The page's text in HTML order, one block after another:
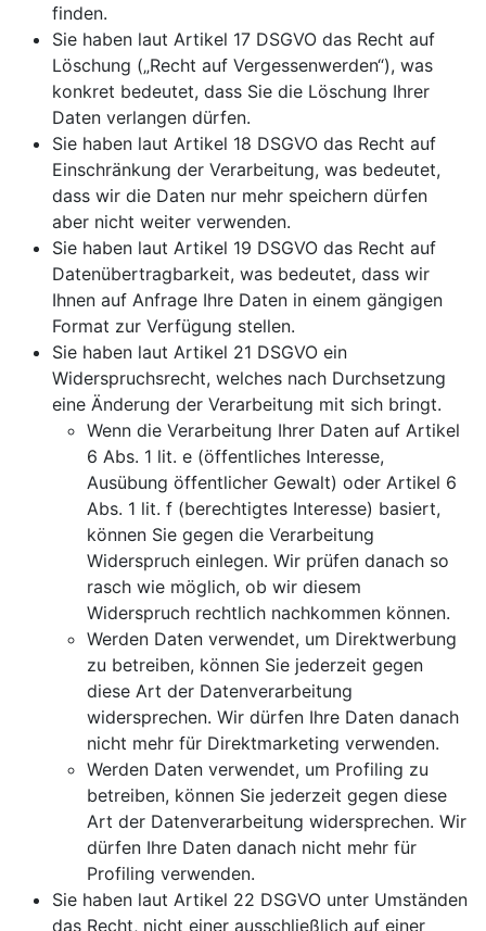
finden.
Sie haben laut Artikel 17 DSGVO das Recht auf
Löschung („Recht auf Vergessenwerden“), was
konkret bedeutet, dass Sie die Löschung Ihrer
Daten verlangen dürfen.
Sie haben laut Artikel 18 DSGVO das Recht auf
Einschränkung der Verarbeitung, was bedeutet,
dass wir die Daten nur mehr speichern dürfen
aber nicht weiter verwenden.
Sie haben laut Artikel 19 DSGVO das Recht auf
Datenübertragbarkeit, was bedeutet, dass wir
Ihnen auf Anfrage Ihre Daten in einem gängigen
Format zur Verfügung stellen.
Sie haben laut Artikel 21 DSGVO ein
Widerspruchsrecht, welches nach Durchsetzung
eine Änderung der Verarbeitung mit sich bringt.
Wenn die Verarbeitung Ihrer Daten auf Artikel
6 Abs. 1 lit. e (öffentliches Interesse,
Ausübung öffentlicher Gewalt) oder Artikel 6
Abs. 1 lit. f (berechtigtes Interesse) basiert,
können Sie gegen die Verarbeitung
Widerspruch einlegen. Wir prüfen danach so
rasch wie möglich, ob wir diesem
Widerspruch rechtlich nachkommen können.
Werden Daten verwendet, um Direktwerbung
zu betreiben, können Sie jederzeit gegen
diese Art der Datenverarbeitung
widersprechen. Wir dürfen Ihre Daten danach
nicht mehr für Direktmarketing verwenden.
Werden Daten verwendet, um Profiling zu
betreiben, können Sie jederzeit gegen diese
Art der Datenverarbeitung widersprechen. Wir
dürfen Ihre Daten danach nicht mehr für
Profiling verwenden.
Sie haben laut Artikel 22 DSGVO unter Umständen
das Recht, nicht einer ausschließlich auf einer